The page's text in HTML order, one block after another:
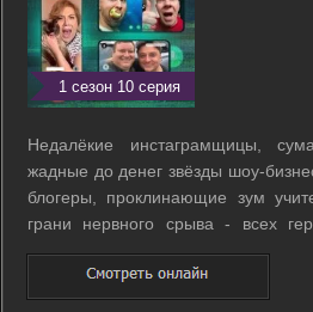
1 сезон 10 серия
Недалёкие инстаграмщицы,
жадные до денег звёзды шоу-
блогеры, проклинающие зум
грани нервного срыва - всех
коварное слово «самоизоляция». ...